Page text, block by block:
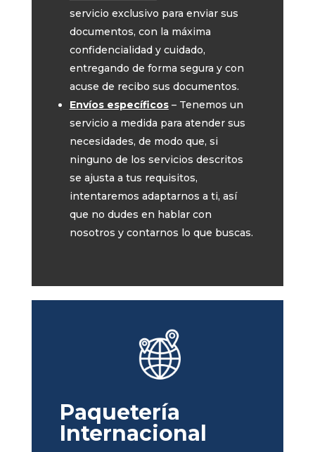
servicio exclusivo para enviar sus
documentos, con la máxima
confidencialidad y cuidado,
entregando de forma segura y con
acuse de recibo sus documentos.
Envíos específicos– Tenemos un
servicio a medida para atender sus
necesidades, de modo que, si
ninguno de los servicios descritos
se ajusta a tus requisitos,
intentaremos adaptarnos a ti, así
que no dudes en hablar con
nosotros y contarnos lo que buscas.
Paquetería
Internacional